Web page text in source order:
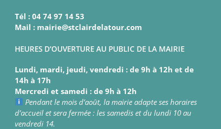
Tél : 04 74 97 14 53
Mail : mairie@stclairdelatour.com
HEURES D’OUVERTURE AU PUBLIC DE LA MAIRIE
Lundi, mardi, jeudi, vendredi : de 9h à 12h et de
14h à 17h
Mercredi et samedi : de 9h à 12h
Pendant le mois d’août, la mairie adapte ses horaires
d’accueil et sera fermée : les samedis et du lundi 10 au
vendredi 14.